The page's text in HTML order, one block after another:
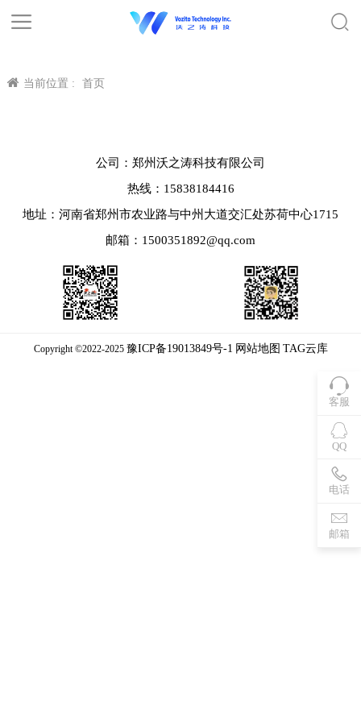
当前位置 : 首页
客服
QQ
电话
邮箱
公司：郑州沃之涛科技有限公司
热线：15838184416
地址：河南省郑州市农业路与中州大道交汇处苏荷中心1715
邮箱：1500351892@qq.com
Copyright ©2022-2025 豫ICP备19013849号-1 网站地图 TAG云库